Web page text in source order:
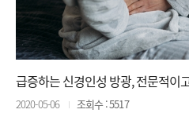
급증하는 신경인성 방광, 전문적
2020-05-06 조회수 : 5517